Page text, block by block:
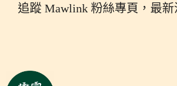
追蹤 Mawlink 粉絲專頁，最新